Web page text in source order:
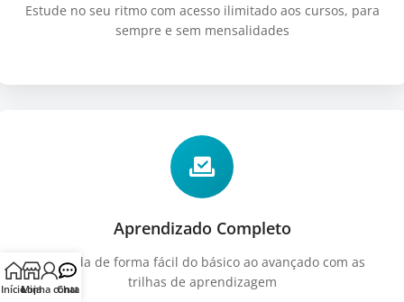
Estude no seu ritmo com acesso ilimitado aos cursos, para
sempre e sem mensalidades
Aprendizado Completo
Aprenda de forma fácil do básico ao avançado com as
trilhas de aprendizagem
InícioLoja
Minha conta
Chat